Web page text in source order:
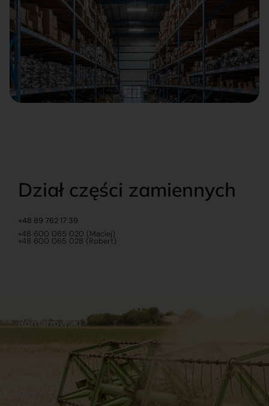
Dział części zamiennych
+48 89 762 17 39
+48 600 065 020 (Maciej)
+48 600 065 028 (Robert)
Romanowski
Sklep internetowy
Praca
Ubezpieczenia